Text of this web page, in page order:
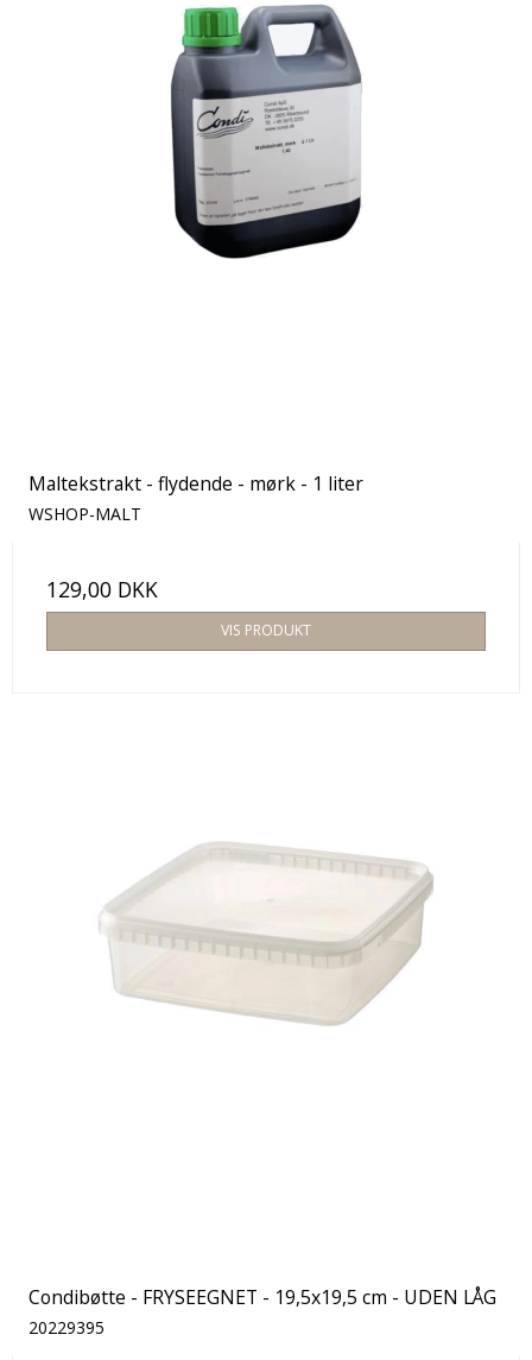
Maltekstrakt - flydende - mørk - 1 liter
WSHOP-MALT
129,00 DKK
VIS PRODUKT
Condibøtte - FRYSEEGNET - 19,5x19,5 cm - UDEN LÅG
20229395